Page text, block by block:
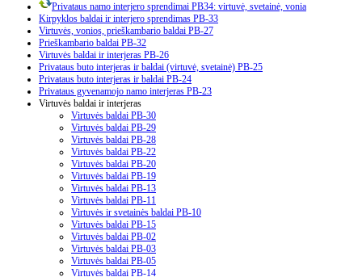
Privataus namo interjero sprendimai PB34: virtuvė, svetainė, vonia
Kirpyklos baldai ir interjero sprendimas PB-33
Virtuvės, vonios, prieškambario baldai PB-27
Prieškambario baldai PB-32
Virtuvės baldai ir interjeras PB-26
Privataus buto interjeras ir baldai (virtuvė, svetainė) PB-25
Privataus buto interjeras ir baldai PB-24
Privataus gyvenamojo namo interjeras PB-23
Virtuvės baldai ir interjeras
Virtuvės baldai PB-30
Virtuvės baldai PB-29
Virtuvės baldai PB-28
Virtuvės baldai PB-22
Virtuvės baldai PB-20
Virtuvės baldai PB-19
Virtuvės baldai PB-13
Virtuvės baldai PB-11
Virtuvės ir svetainės baldai PB-10
Virtuvės baldai PB-15
Virtuvės baldai PB-02
Virtuvės baldai PB-03
Virtuvės baldai PB-05
Virtuvės baldai PB-14